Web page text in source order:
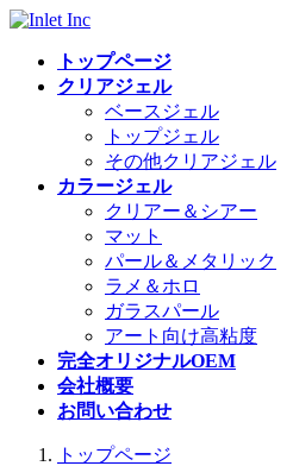
コ
ナ
トップページ
クリアジェル
ベースジェル
トップジェル
その他クリアジェル
カラージェル
クリアー＆シアー
マット
パール＆メタリック
ラメ＆ホロ
ガラスパール
アート向け高粘度
完全オリジナルOEM
会社概要
お問い合わせ
トップページ